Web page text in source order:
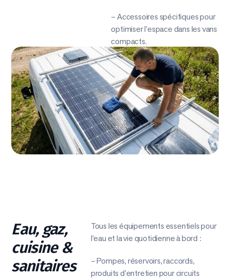
– Accessoires spécifiques pour
optimiser l’espace dans les vans
compacts.
Eau, gaz,
cuisine &
sanitaires
Tous les équipements essentiels pour
l’eau et la vie quotidienne à bord :
– Pompes, réservoirs, raccords,
produits d’entretien pour circuits